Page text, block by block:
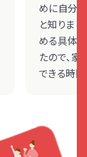
めに自分
と知りま
める具体
たので、
できる時